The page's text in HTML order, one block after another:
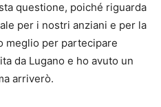
questione, poiché riguarda
per i nostri anziani e per la
meglio per partecipare
da Lugano e ho avuto un
arriverò.